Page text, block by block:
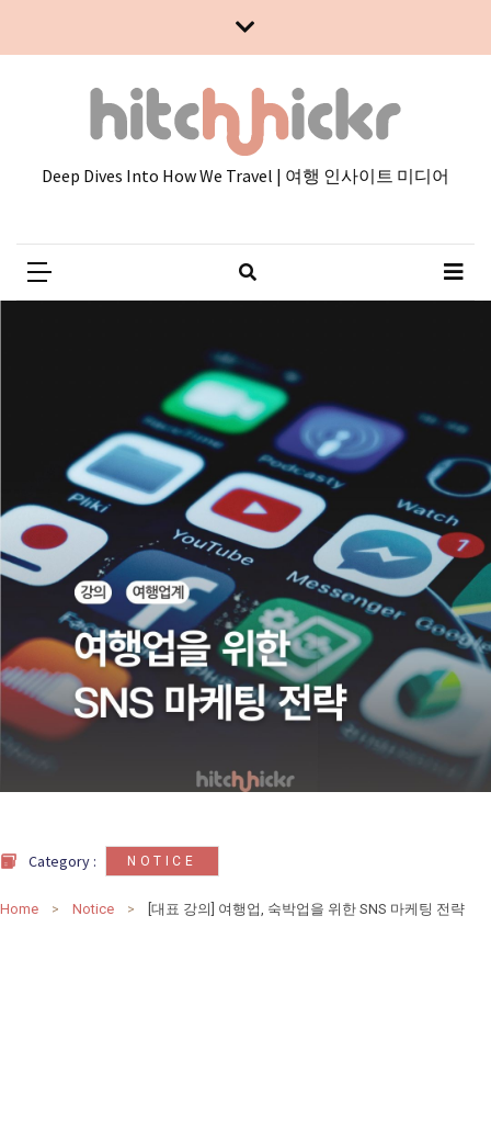
카
테
리
칼럼
92
인터뷰
3
Deep Dives Into How We Travel | 여행 인사이트 미디어
Category : NOTICE
Home Notice [대표 강의] 여행업, 숙박업을 위한 SNS 마케팅 전략